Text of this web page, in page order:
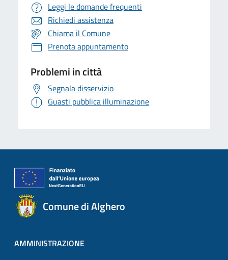
Leggi le domande frequenti
Richiedi assistenza
Chiama il Comune
Prenota appuntamento
Problemi in città
Segnala disservizio
Guasti pubblica illuminazione
Comune di Alghero
AMMINISTRAZIONE